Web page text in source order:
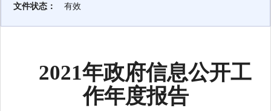
文件状态：
有效
2021年政府信息公开工
作年度报告